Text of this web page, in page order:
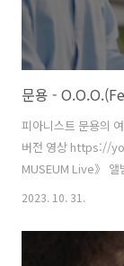
피아니스트 문용의
버전 영상 https://
MUSEUM Live》 앨
- 문용(moonyong)
보조 스태프 - 홍종
스태프 - 황진규 음
2023. 10. 31.